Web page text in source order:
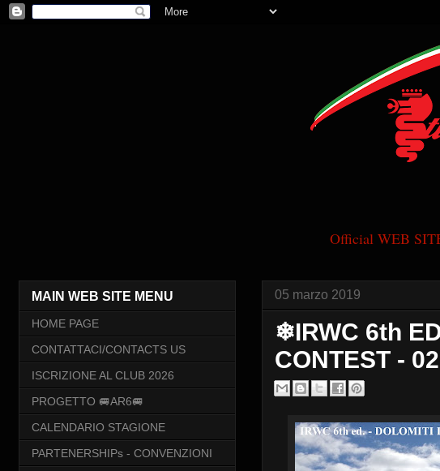
Official WEB
05 marzo 2019
❄IRWC 6th
CONTEST -
MAIN WEB SITE MENU
HOME PAGE
CONTATTACI/CONTACTS US
ISCRIZIONE AL CLUB 2026
PROGETTO 🚐AR6🚐
CALENDARIO STAGIONE
PARTENERSHIPs - CONVENZIONI